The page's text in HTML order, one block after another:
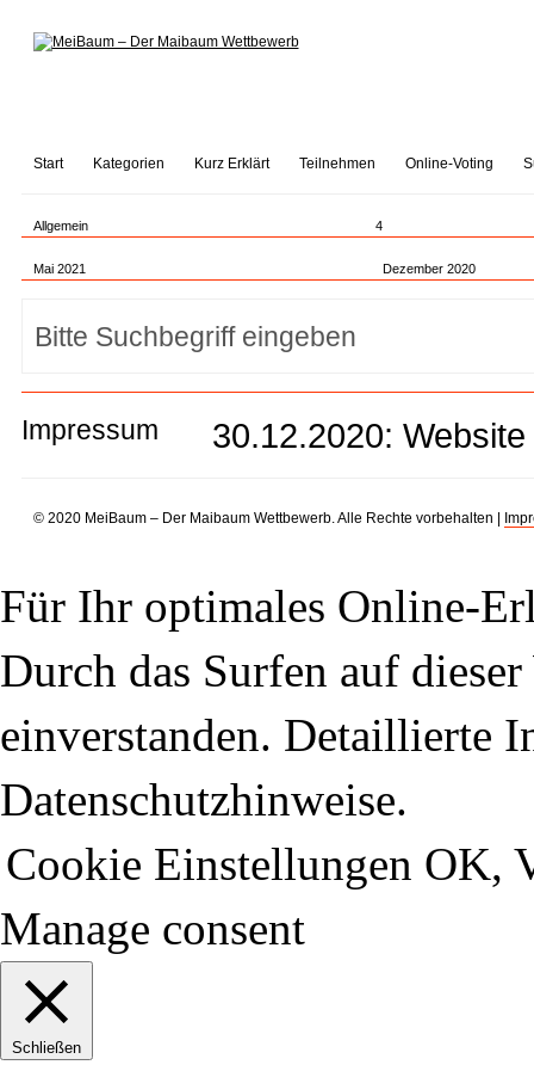
Start Kategorien Kurz Erklärt Teilnehmen Online-Voting
Allgemein 4
Mai 2021 Dezember 2020
Impressum 30.12.2020:
© 2020 MeiBaum – Der Maibaum Wettbewerb. Alle Rechte vorbehalten |
Für Ihr optimales Online-
Durch das Surfen auf
einverstanden. Detaillierte
Datenschutzhinweise.
Cookie Einstellungen OK,
Manage consent
Schließen